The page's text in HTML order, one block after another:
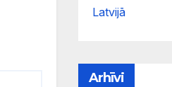
Latvijā
Arhīvi